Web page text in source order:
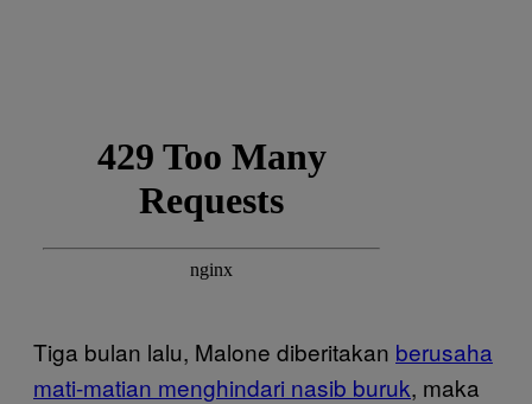
Tiga bulan lalu, Malone diberitakan berusaha
mati-matian menghindari nasib buruk, maka